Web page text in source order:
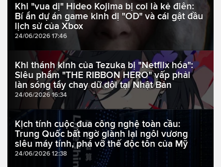
Khi "vua dị" Hideo Kojima bị coi là kẻ điên:
Bí ẩn dự án game kinh dị "OD" và cái gật đầu
lịch sử của Xbox
24/06/2026 17:46
Khi thánh kinh của Tezuka bị "Netflix hóa":
Siêu phẩm "THE RIBBON HERO" vấp phải
làn sóng tẩy chay dữ dội tại Nhật Bản
24/06/2026 16:34
Kịch tính cuộc đua công nghệ toàn cầu:
Trung Quốc bất ngờ giành lại ngôi vương
siêu máy tính, phá vỡ thế độc tôn của Mỹ
24/06/2026 12:38